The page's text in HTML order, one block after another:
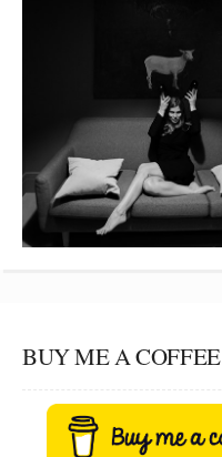
BUY ME A COFFEE